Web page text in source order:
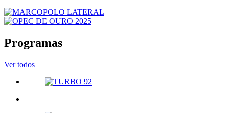
Programas
Ver todos